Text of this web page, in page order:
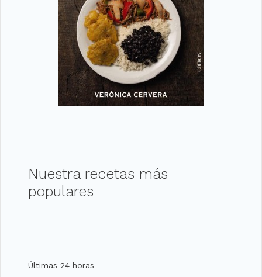
Nuestra recetas más
populares
Últimas 24 horas